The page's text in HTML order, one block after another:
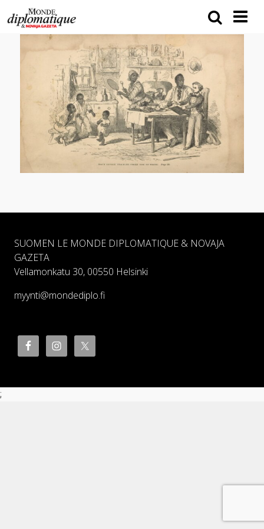
SUOMEN LE MONDE DIPLOMATIQUE & NOVAJA
GAZETA
Vellamonkatu 30, 00550 Helsinki
myynti@mondediplo.fi
;